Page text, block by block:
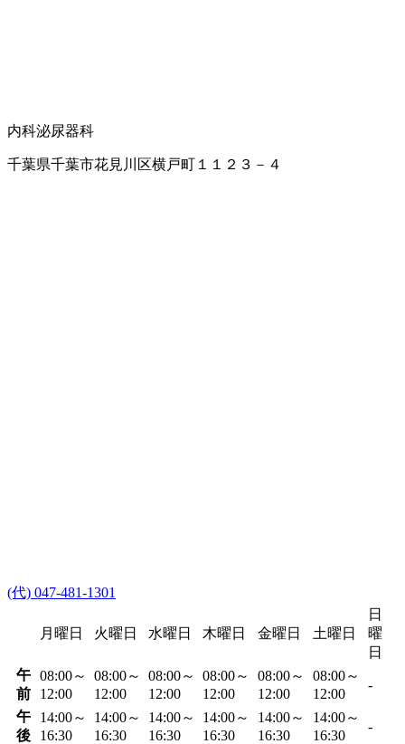
内科泌尿器科
千葉県千葉市花見川区横戸町１１２３－４
(代) 047-481-1301
月曜日 火曜日 水曜日 木曜日 金曜日 土曜日
日
曜
日
午
前
08:00～
12:00
08:00～
12:00
08:00～
12:00
08:00～
12:00
08:00～
12:00
08:00～
12:00
-
午
後
14:00～
16:30
14:00～
16:30
14:00～
16:30
14:00～
16:30
14:00～
16:30
14:00～
16:30
-